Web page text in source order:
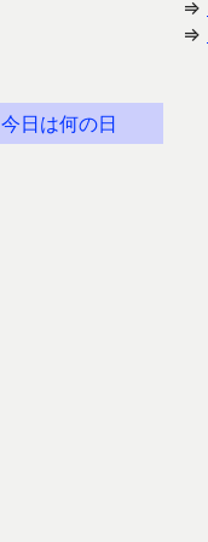
⇒
⇒
今日は何の日